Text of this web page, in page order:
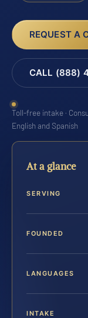
REQUEST A
CALL (888)
Toll-free intake ·
English and Spanish
At a glance
SERVING
FOUNDED
LANGUAGES
INTAKE